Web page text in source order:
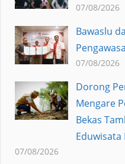
07/08/2026
Bawaslu
07/08/2026
Dorong
Mengare
Bekas
07/08/2026